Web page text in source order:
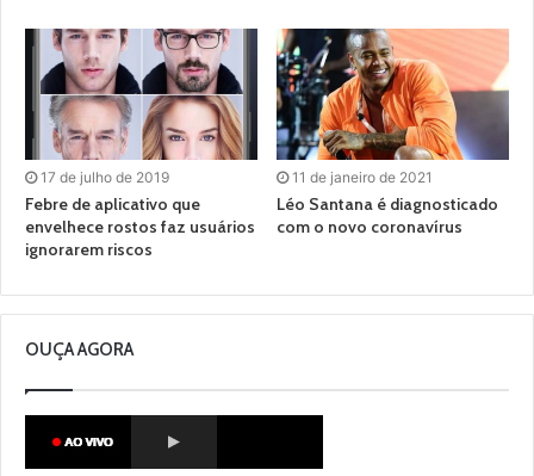
17 de julho de 2019
Febre de aplicativo que
envelhece rostos faz usuários
ignorarem riscos
11 de janeiro de 2021
Léo Santana é diagnosticado
com o novo coronavírus
OUÇA AGORA